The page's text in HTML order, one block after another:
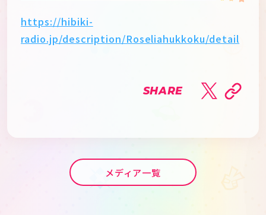
https://hibiki-
radio.jp/description/Roseliahukkoku/detail
SHARE
メディア一覧